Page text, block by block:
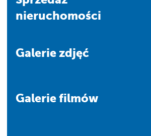
nieruchomości
Galerie zdjęć
Galerie filmów